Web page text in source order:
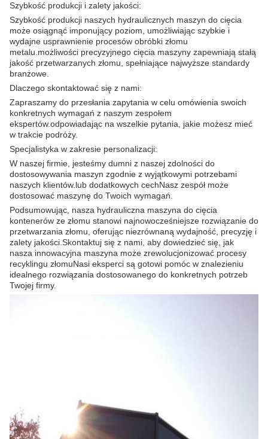
Szybkość produkcji i zalety jakości:
Szybkość produkcji naszych hydraulicznych maszyn do cięcia
może osiągnąć imponujący poziom, umożliwiając szybkie i
wydajne usprawnienie procesów obróbki złomu
metalu.możliwości precyzyjnego cięcia maszyny zapewniają stałą
jakość przetwarzanych złomu, spełniające najwyższe standardy
branżowe.
Dlaczego skontaktować się z nami:
Zapraszamy do przesłania zapytania w celu omówienia swoich
konkretnych wymagań z naszym zespołem
ekspertów.odpowiadając na wszelkie pytania, jakie możesz mieć
w trakcie podróży.
Specjalistyka w zakresie personalizacji:
W naszej firmie, jesteśmy dumni z naszej zdolności do
dostosowywania maszyn zgodnie z wyjątkowymi potrzebami
naszych klientów.lub dodatkowych cechNasz zespół może
dostosować maszynę do Twoich wymagań.
Podsumowując, nasza hydrauliczna maszyna do cięcia
kontenerów ze złomu stanowi najnowocześniejsze rozwiązanie do
przetwarzania złomu, oferując niezrównaną wydajność, precyzję i
zalety jakości.Skontaktuj się z nami, aby dowiedzieć się, jak
nasza innowacyjna maszyna może zrewolucjonizować procesy
recyklingu złomuNasi eksperci są gotowi pomóc w znalezieniu
idealnego rozwiązania dostosowanego do konkretnych potrzeb
Twojej firmy.